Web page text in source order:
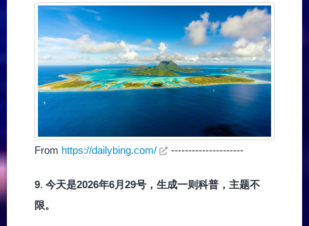
From https://dailybing.com/ ---------------------
9. 今天是2026年6月29号，生成一则科普，主题不
限。